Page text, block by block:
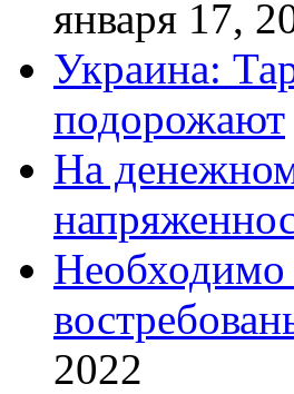
января 17,
Украина:
подорожают
На
Необходимо
2022